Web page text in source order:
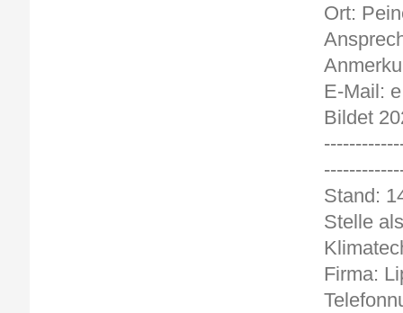
Ort:
E-Mail:
Bildet
Stelle
Firma: